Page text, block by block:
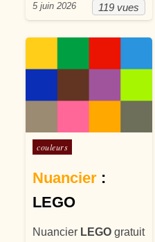
119 vues
5 juin 2026
Posté dans
couleurs
Nuancier :
LEGO
Nuancier LEGO gratuit